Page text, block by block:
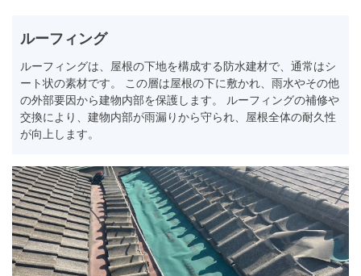
ルーフィング
ルーフィングは、屋根の下地を構成する防水建材で、通常はシ
ート状の素材です。 この層は屋根の下に敷かれ、雨水やその他
の外部要因から建物内部を保護します。 ルーフィングの補修や
交換により、建物内部が雨漏りから守られ、屋根全体の耐久性
が向上します。